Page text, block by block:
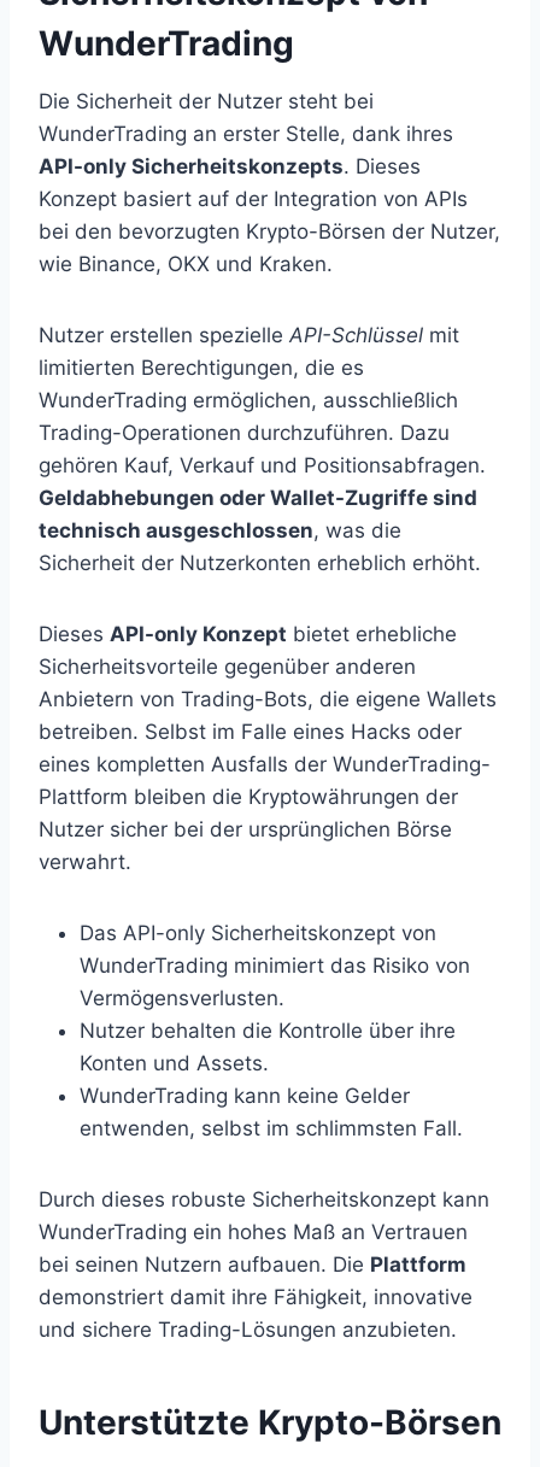
WunderTrading
Die Sicherheit der Nutzer steht bei
WunderTrading an erster Stelle, dank ihres
API-only Sicherheitskonzepts. Dieses
Konzept basiert auf der Integration von APIs
bei den bevorzugten Krypto-Börsen der Nutzer,
wie Binance, OKX und Kraken.
Nutzer erstellen spezielle API-Schlüssel mit
limitierten Berechtigungen, die es
WunderTrading ermöglichen, ausschließlich
Trading-Operationen durchzuführen. Dazu
gehören Kauf, Verkauf und Positionsabfragen.
Geldabhebungen oder Wallet-Zugriffe sind
technisch ausgeschlossen, was die
Sicherheit der Nutzerkonten erheblich erhöht.
Dieses API-only Konzept bietet erhebliche
Sicherheitsvorteile gegenüber anderen
Anbietern von Trading-Bots, die eigene Wallets
betreiben. Selbst im Falle eines Hacks oder
eines kompletten Ausfalls der WunderTrading-
Plattform bleiben die Kryptowährungen der
Nutzer sicher bei der ursprünglichen Börse
verwahrt.
Das API-only Sicherheitskonzept von
WunderTrading minimiert das Risiko von
Vermögensverlusten.
Nutzer behalten die Kontrolle über ihre
Konten und Assets.
WunderTrading kann keine Gelder
entwenden, selbst im schlimmsten Fall.
Durch dieses robuste Sicherheitskonzept kann
WunderTrading ein hohes Maß an Vertrauen
bei seinen Nutzern aufbauen. Die Plattform
demonstriert damit ihre Fähigkeit, innovative
und sichere Trading-Lösungen anzubieten.
Unterstützte Krypto-Börsen